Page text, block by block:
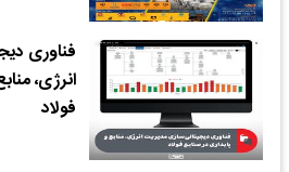
فناوری
انرژی،
فولاد